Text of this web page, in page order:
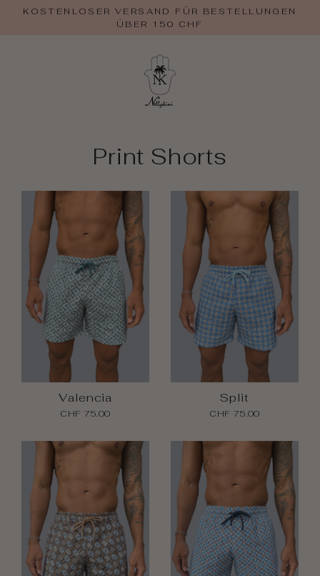
KOSTENLOSER VERSAND FÜR BESTELLUNGEN
ÜBER 150 CHF
Print Shorts
Valencia
CHF 75.00
Split
CHF 75.00